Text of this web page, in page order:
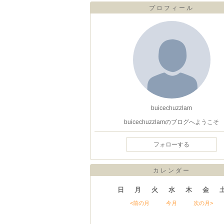
プロフィール
buicechuzzlam
buicechuzzlamのブログへようこそ
フォローする
カレンダー
日 月 火 水 木 金
<前の月 今月 次の月>